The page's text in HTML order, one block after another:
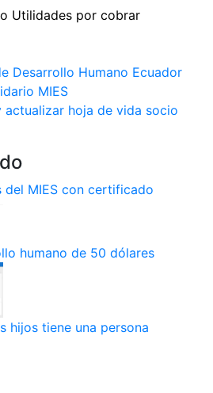
Desarrollo Humano Ecuador
MIES
actualizar hoja de vida socio
del MIES con certificado
humano de 50 dólares
hijos tiene una persona